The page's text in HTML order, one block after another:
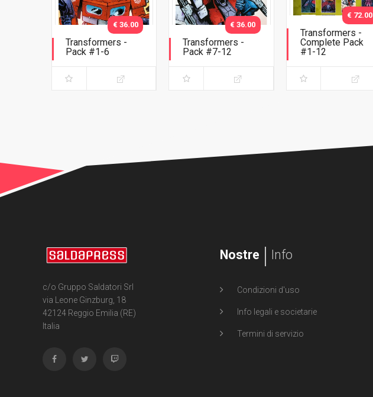
Transformers -
Pack #1-6
€ 36.00
Transformers -
Pack #7-12
€ 36.00
Transformers -
Complete Pack
#1-12
€ 72.00
c/o Gruppo Saldatori Srl
via Leone Ginzburg, 18
42124 Reggio Emilia (RE)
Italia
Nostre Info
Condizioni d'uso
Info legali e societarie
Termini di servizio